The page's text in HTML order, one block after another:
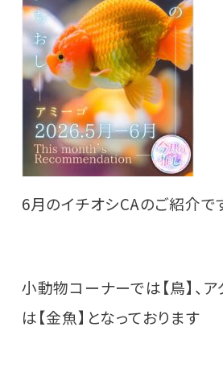
6月のイチオシCAのご紹介で
小動物コーナーでは【鳥】、
は【金魚】となっております